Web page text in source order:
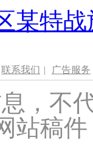
某特
联系我们 | 广告服务
，不
站稿